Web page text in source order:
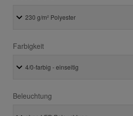
Farbigkeit
Beleuchtung